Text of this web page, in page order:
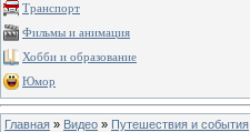
Транспорт
Фильмы и анимация
Хобби и образование
Юмор
Главная » Видео » Путешествия и события